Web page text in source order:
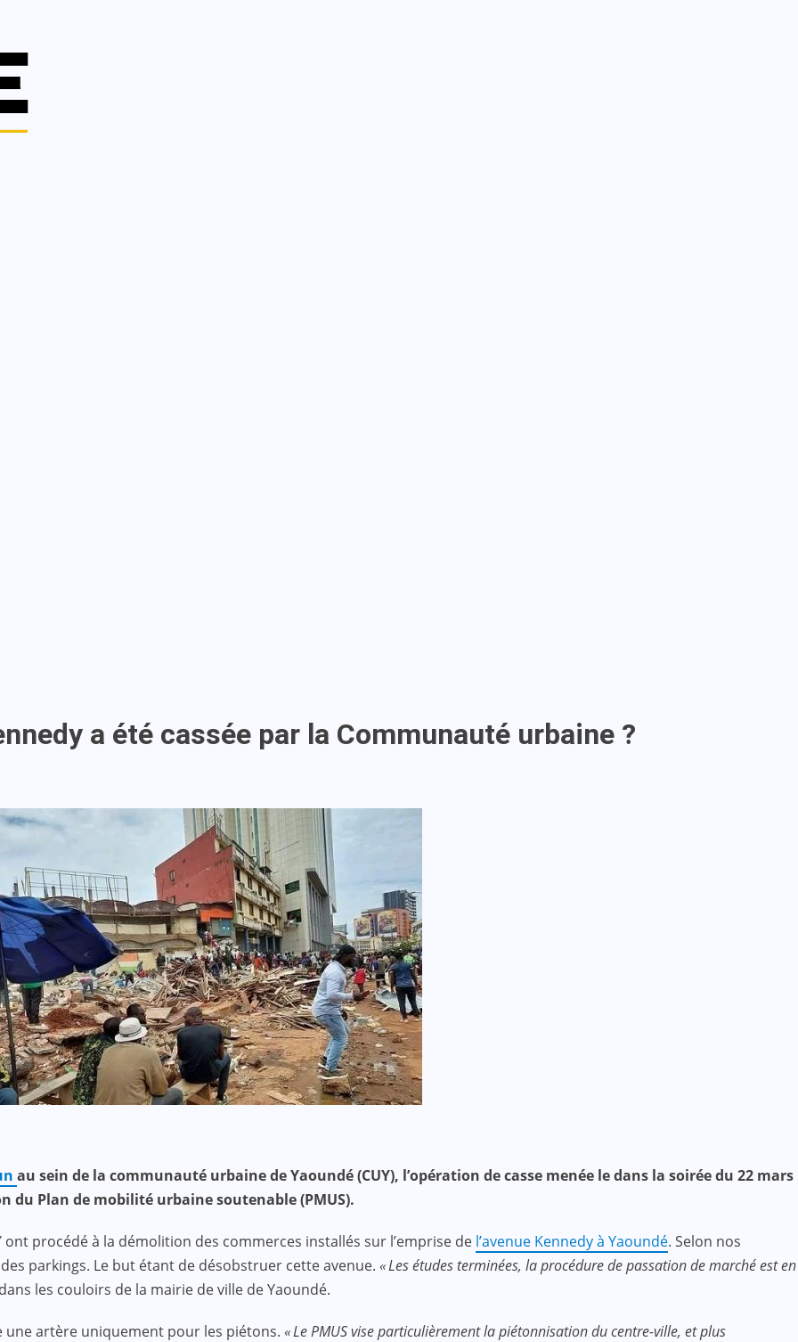
a été cassée par la Communauté urbaine ?
au sein de la communauté urbaine de Yaoundé (CUY), l’opération de casse menée le dans la soirée du 22 mars
du Plan de mobilité urbaine soutenable (PMUS).
procédé à la démolition des commerces installés sur l’emprise de l’avenue Kennedy à Yaoundé. Selon nos
parkings. Le but étant de désobstruer cette avenue. « Les études terminées, la procédure de passation de marché est en
les couloirs de la mairie de ville de Yaoundé.
une artère uniquement pour les piétons. « Le PMUS vise particulièrement la piétonnisation du centre-ville, et plus